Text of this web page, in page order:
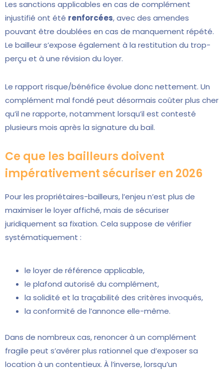
Les sanctions applicables en cas de complément
injustifié ont été renforcées, avec des amendes
pouvant être doublées en cas de manquement répété.
Le bailleur s’expose également à la restitution du trop-
perçu et à une révision du loyer.
Le rapport risque/bénéfice évolue donc nettement. Un
complément mal fondé peut désormais coûter plus cher
qu’il ne rapporte, notamment lorsqu’il est contesté
plusieurs mois après la signature du bail.
Ce que les bailleurs doivent
impérativement sécuriser en 2026
Pour les propriétaires-bailleurs, l’enjeu n’est plus de
maximiser le loyer affiché, mais de sécuriser
juridiquement sa fixation. Cela suppose de vérifier
systématiquement :
le loyer de référence applicable,
le plafond autorisé du complément,
la solidité et la traçabilité des critères invoqués,
la conformité de l’annonce elle-même.
Dans de nombreux cas, renoncer à un complément
fragile peut s’avérer plus rationnel que d’exposer sa
location à un contentieux. À l’inverse, lorsqu’un